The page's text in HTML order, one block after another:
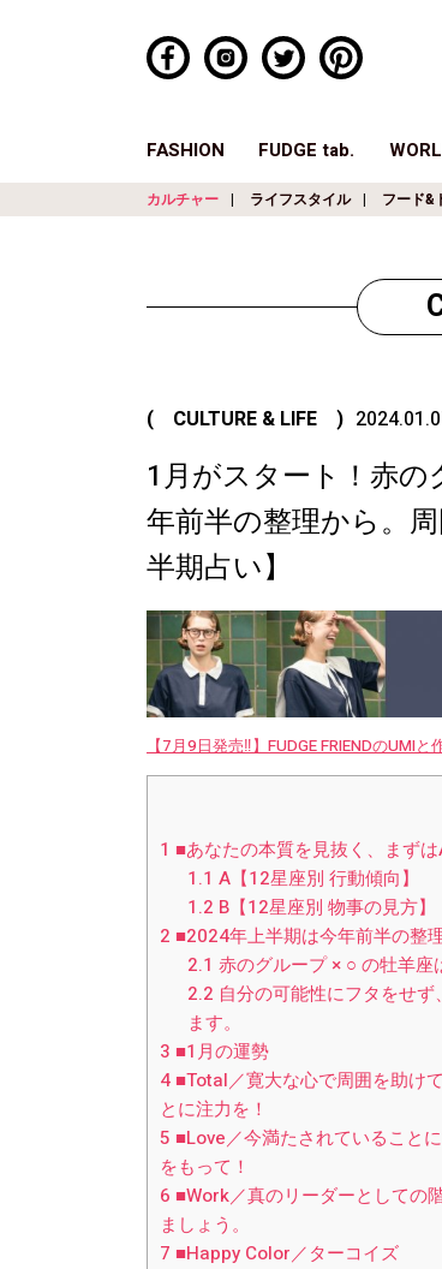
FASHION FUDGE tab.
カルチャー ライフスタイル フード&
( CULTURE & LIFE )
1月がスタート！赤
年前半の整理から。
半期占い】
【7月9日発売‼︎】FUDGE FRIENDのUMI
1 ■あなたの本質を見抜く、まず
1.1 A【12星座別 行動傾向】
1.2 B【12星座別 物事の見方】
2 ■2024年上半期は今年前半の整
2.1 赤のグループ × ○ の牡羊
2.2 自分の可能性にフタをせ
ます。
3 ■1月の運勢
4 ■Total／寛大な心で周囲を助け
とに注力を！
5 ■Love／今満たされていること
をもって！
6 ■Work／真のリーダーとしての
ましょう。
7 ■Happy Color／ターコイズ